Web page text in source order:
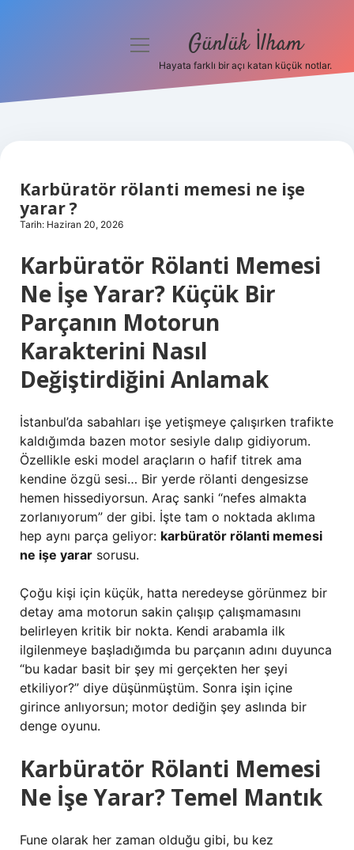
Hakkımızda
menüyü
Günlük İlham
Hayata farklı bir açı katan küçük notlar.
Karbüratör rölanti memesi ne işe
yarar ?
Tarih: Haziran 20, 2026
Karbüratör Rölanti Memesi
Ne İşe Yarar? Küçük Bir
Parçanın Motorun
Karakterini Nasıl
Değiştirdiğini Anlamak
İstanbul’da sabahları işe yetişmeye çalışırken trafikte
kaldığımda bazen motor sesiyle dalıp gidiyorum.
Özellikle eski model araçların o hafif titrek ama
kendine özgü sesi… Bir yerde rölanti dengesizse
hemen hissediyorsun. Araç sanki “nefes almakta
zorlanıyorum” der gibi. İşte tam o noktada aklıma
hep aynı parça geliyor: karbüratör rölanti memesi
ne işe yarar sorusu.
Çoğu kişi için küçük, hatta neredeyse görünmez bir
detay ama motorun sakin çalışıp çalışmamasını
belirleyen kritik bir nokta. Kendi arabamla ilk
ilgilenmeye başladığımda bu parçanın adını duyunca
“bu kadar basit bir şey mi gerçekten her şeyi
etkiliyor?” diye düşünmüştüm. Sonra işin içine
girince anlıyorsun; motor dediğin şey aslında bir
denge oyunu.
Karbüratör Rölanti Memesi
Ne İşe Yarar? Temel Mantık
Fune olarak her zaman olduğu gibi, bu kez